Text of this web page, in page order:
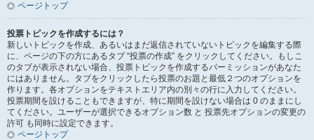
ページトップ
投票トピックを作成するには？
新しいトピックを作成、あるいはまだ返信されていないトピックを編集する際
に、ページの下の方にあるタブ “投票の作成” をクリックしてください。もしこ
のタブが表示されない場合、投票トピックを作成するパーミッションがあなた
にはありません。タブをクリックしたら投票のお題と最低２つのオプションを
作ります。各オプションをテキストエリア内の別々の行に入力してください。
投票期間を設けることもできますが、特に期間を設けない場合は 0 のままにし
てください。ユーザーが選択できるオプション数 と 投票先オプションの変更の
許可 も同時に設定できます。
ページトップ